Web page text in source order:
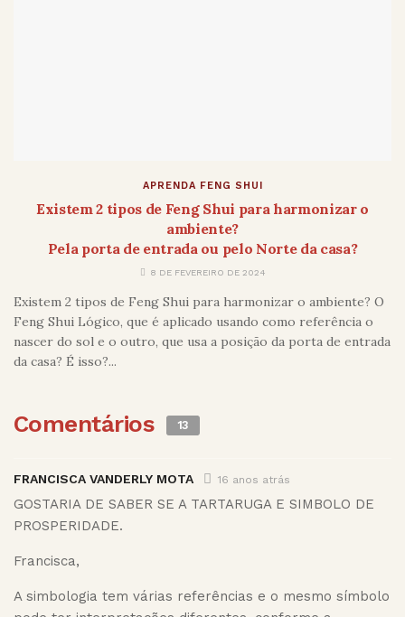
APRENDA FENG SHUI
Existem 2 tipos de Feng Shui para harmonizar o
ambiente?
Pela porta de entrada ou pelo Norte da casa?
8 DE FEVEREIRO DE 2024
Existem 2 tipos de Feng Shui para harmonizar o ambiente? O
Feng Shui Lógico, que é aplicado usando como referência o
nascer do sol e o outro, que usa a posição da porta de entrada
da casa? É isso?...
Comentários 13
FRANCISCA VANDERLY MOTA 16 anos atrás
GOSTARIA DE SABER SE A TARTARUGA E SIMBOLO DE
PROSPERIDADE.
Francisca,
A simbologia tem várias referências e o mesmo símbolo